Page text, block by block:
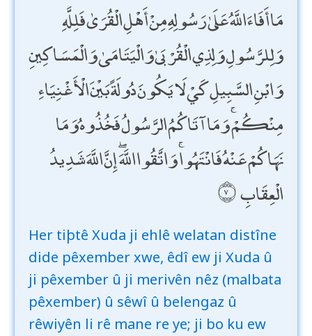
مَا أَفَاءَ اللَّهُ عَلَىٰ رَسُولِهِ مِنْ أَهْلِ الْقُرَىٰ فَلِلَّهِ
وَلِلرَّسُولِ وَلِذِي الْقُرْبَىٰ وَالْيَتَامَىٰ وَالْمَسَاكِينِ
وَابْنِ السَّبِيلِ كَيْ لَا يَكُونَ دُولَةً بَيْنَ الْأَغْنِيَاءِ
مِنْكُمْ ۚ وَمَا آتَاكُمُ الرَّسُولُ فَخُذُوهُ وَمَا
نَهَاكُمْ عَنْهُ فَانْتَهُوا ۚ وَاتَّقُوا اللَّهَ ۖ إِنَّ اللَّهَ شَدِيدُ
الْعِقَابِ
Her tiþtê Xuda ji ehlê welatan distîne
dide pêxember xwe, êdî ew ji Xuda û
ji pêxember û ji merivên nêz (malbata
pêxember) û sêwî û belengaz û
rêwiyên li rê mane re ye; ji bo ku ew